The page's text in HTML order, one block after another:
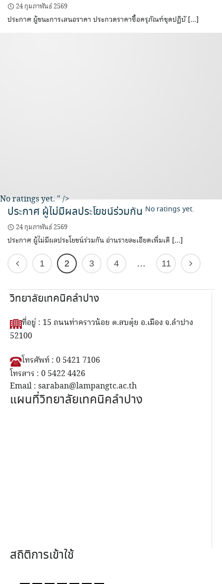
24 กุมภาพันธ์ 2569
ประกาศ ผู้ชนะการเสนอราคา ประกวดราคาซื้อครุภัณฑ์ชุดปฏิบั […]
No ratings yet." />
ประกาศ ผู้ไม่มีผลประโยชน์ร่วมกัน No ratings yet.
24 กุมภาพันธ์ 2569
ประกาศ ผู้ไม่มีผลประโยชน์ร่วมกัน อ่านรายละเอียดเพิ่มเติ […]
1 2 3 4 … 11
วิทยาลัยเทคนิคลำปาง
ที่อยู่ : 15 ถนนท่าคราวน้อย ต.สบตุ๋ย อ.เมือง จ.ลำปาง
52100
โทรศัพท์ : 0 5421 7106
โทรสาร : 0 5422 4426
Email : saraban@lampangtc.ac.th
แผนที่วิทยาลัยเทคนิคลำปาง
สถิติการเข้าใช้